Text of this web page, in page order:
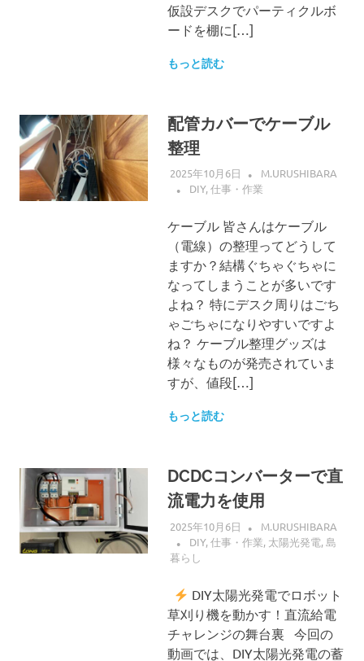
仮設デスクでパーティクルボ
ードを棚に[…]
もっと読む
配管カバーでケーブル
整理
2025年10月6日
M.URUSHIBARA
DIY,仕事・作業
ケーブル 皆さんはケーブル
（電線）の整理ってどうして
ますか？結構ぐちゃぐちゃに
なってしまうことが多いです
よね？ 特にデスク周りはごち
ゃごちゃになりやすいですよ
ね？ ケーブル整理グッズは
様々なものが発売されていま
すが、値段[…]
もっと読む
DCDCコンバーターで直
流電力を使用
2025年10月6日
M.URUSHIBARA
DIY,仕事・作業, 太陽光発電,島
暮らし
DIY太陽光発電でロボット
草刈り機を動かす！直流給電
チャレンジの舞台裏 今回の
動画では、DIY太陽光発電の蓄